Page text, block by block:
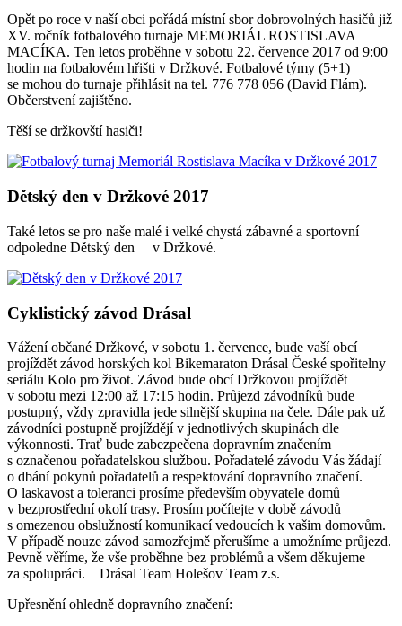
Opět po roce v naší obci pořádá místní sbor dobrovolných hasičů již
XV. ročník fotbalového turnaje MEMORIÁL ROSTISLAVA
MACÍKA. Ten letos proběhne v sobotu 22. července 2017 od 9:00
hodin na fotbalovém hřišti v Držkové. Fotbalové týmy (5+1)
se mohou do turnaje přihlásit na tel. 776 778 056 (David Flám).
Občerstvení zajištěno.
Těší se držkovští hasiči!
Dětský den v Držkové 2017
Také letos se pro naše malé i velké chystá zábavné a sportovní
odpoledne Dětský den v Držkové.
Cyklistický závod Drásal
Vážení občané Držkové, v sobotu 1. července, bude vaší obcí
projíždět závod horských kol Bikemaraton Drásal České spořitelny
seriálu Kolo pro život. Závod bude obcí Držkovou projíždět
v sobotu mezi 12:00 až 17:15 hodin. Průjezd závodníků bude
postupný, vždy zpravidla jede silnější skupina na čele. Dále pak už
závodníci postupně projíždějí v jednotlivých skupinách dle
výkonnosti. Trať bude zabezpečena dopravním značením
s označenou pořadatelskou službou. Pořadatelé závodu Vás žádají
o dbání pokynů pořadatelů a respektování dopravního značení.
O laskavost a toleranci prosíme především obyvatele domů
v bezprostřední okolí trasy. Prosím počítejte v době závodů
s omezenou obslužností komunikací vedoucích k vašim domovům.
V případě nouze závod samozřejmě přerušíme a umožníme průjezd.
Pevně věříme, že vše proběhne bez problémů a všem děkujeme
za spolupráci. Drásal Team Holešov Team z.s.
Upřesnění ohledně dopravního značení: